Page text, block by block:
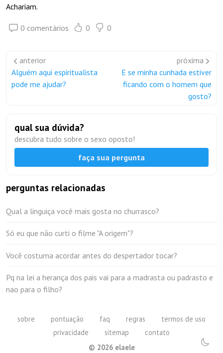
Achariam.
0 comentários 0 0
anterior
Alguém aqui espiritualista
pode me ajudar?
próxima
E se minha cunhada estiver
ficando com o homem que
gosto?
qual sua dúvida?
descubra tudo sobre o sexo oposto!
faça sua pergunta
perguntas relacionadas
Qual a linguiça você mais gosta no churrasco?
Só eu que não curti o filme "A origem"?
Você costuma acordar antes do despertador tocar?
Pq na lei a herança dos pais vai para a madrasta ou padrasto e
nao para o filho?
sobre pontuação faq regras
termos de uso
privacidade
sitemap
contato
© 2026elaele